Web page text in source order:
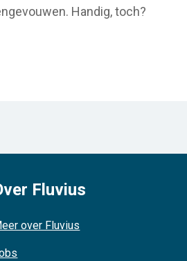
Handig, toch?
Fluvius
over Fluvius